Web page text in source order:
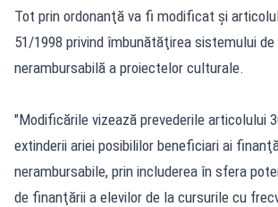
Tot prin ordonanţă va fi modificat şi articolul
51/1998 privind îmbunătăţirea sistemului
nerambursabilă a proiectelor culturale.
"Modificările vizează prevederile articolului
extinderii ariei posibililor beneficiari ai
nerambursabile, prin includerea în sfera
de finanţării a elevilor de la cursurile cu